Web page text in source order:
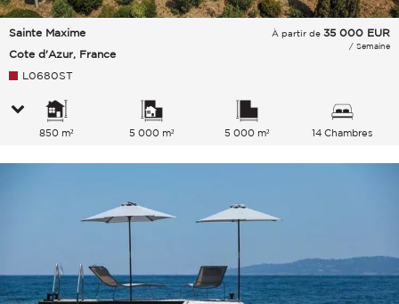
Sainte Maxime
Cote d'Azur, France
À partir de 35 000 EUR
/ Semaine
L0680ST
850 m² 5 000 m² 5 000 m² 14 Chambres